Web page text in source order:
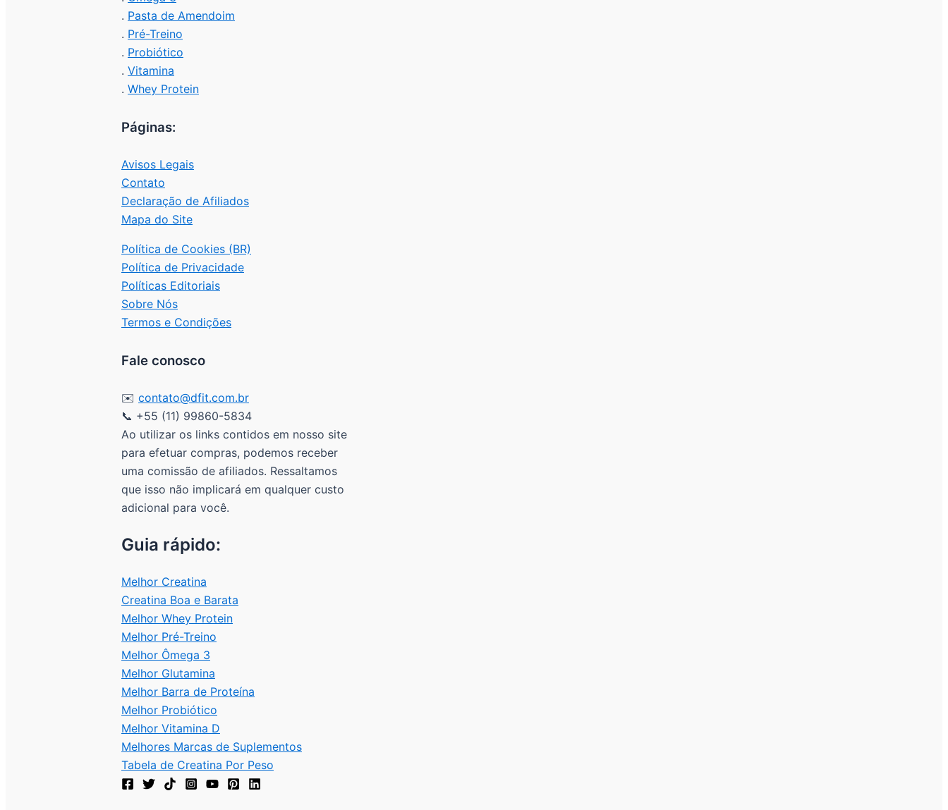
. Pasta de Amendoim
. Pré-Treino
. Probiótico
. Vitamina
. Whey Protein
Páginas:
Avisos Legais
Contato
Declaração de Afiliados
Mapa do Site
Política de Cookies (BR)
Política de Privacidade
Políticas Editoriais
Sobre Nós
Termos e Condições
Fale conosco
✉️ contato@dfit.com.br
📞 +55 (11) 99860-5834
Ao utilizar os links contidos em nosso site
para efetuar compras, podemos receber
uma comissão de afiliados. Ressaltamos
que isso não implicará em qualquer custo
adicional para você.
Guia rápido:
Melhor Creatina
Creatina Boa e Barata
Melhor Whey Protein
Melhor Pré-Treino
Melhor Ômega 3
Melhor Glutamina
Melhor Barra de Proteína
Melhor Probiótico
Melhor Vitamina D
Melhores Marcas de Suplementos
Tabela de Creatina Por Peso